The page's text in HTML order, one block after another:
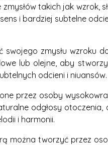
takich jak
i bardziej subtelne
swojego zmysłu
lub olejne, aby
odcieni i niuansów.
przez osoby
odgłosy
i harmonii.
można tworzyć przez